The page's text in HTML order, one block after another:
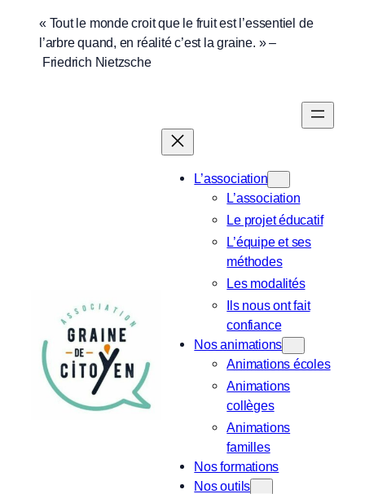
contenu
« Tout le monde croit que le fruit est l’essentiel de
l’arbre quand, en réalité c’est la graine. » –
Friedrich Nietzsche
L’association
L’association
Le projet éducatif
L’équipe et ses
méthodes
Les modalités
Ils nous ont fait
confiance
Nos animations
Animations écoles
Animations
collèges
Animations
familles
Nos formations
Nos outils